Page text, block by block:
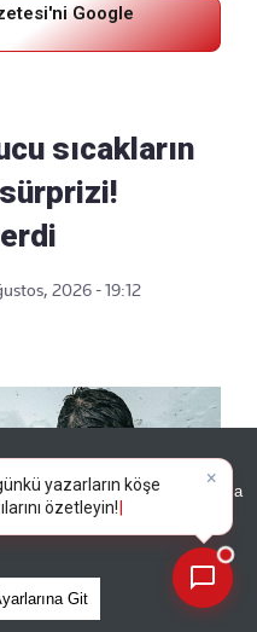
sitemizde
KVKK ve GDPR kapsamında
Aydınlatma Metnimizi
Git
Google
sıcakların
2026 - 19:12
yazarların köşe y